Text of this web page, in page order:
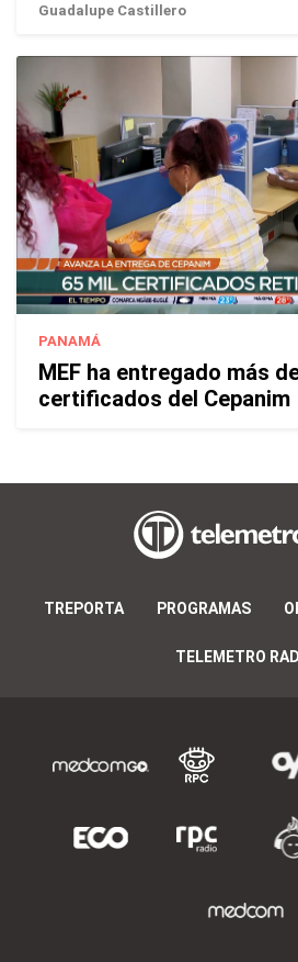
Guadalupe Castillero
PANAMÁ
MEF ha entregado más
certificados del Cepanim
TREPORTA PROGRAMAS
TELEMETRO